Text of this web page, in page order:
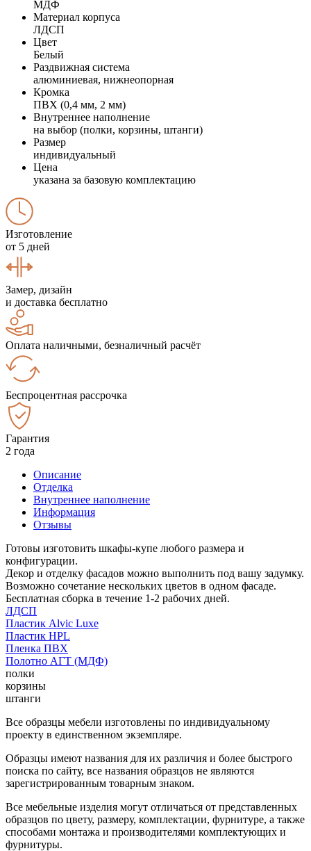
МДФ
Материал корпуса
ЛДСП
Цвет
Белый
Раздвижная система
алюминиевая, нижнеопорная
Кромка
ПВХ (0,4 мм, 2 мм)
Внутреннее наполнение
на выбор (полки, корзины, штанги)
Размер
индивидуальный
Цена
указана за базовую комплектацию
Изготовление
от 5 дней
Замер, дизайн
и доставка бесплатно
Оплата наличными, безналичный расчёт
Беспроцентная рассрочка
Гарантия
2 года
Описание
Отделка
Внутреннее наполнение
Информация
Отзывы
Готовы изготовить шкафы-купе любого размера и
конфигурации.
Декор и отделку фасадов можно выполнить под вашу задумку.
Возможно сочетание нескольких цветов в одном фасаде.
Бесплатная сборка в течение 1-2 рабочих дней.
ЛДСП
Пластик Alvic Luxe
Пластик HPL
Пленка ПВХ
Полотно АГТ (МДФ)
полки
корзины
штанги
Все образцы мебели изготовлены по индивидуальному
проекту в единственном экземпляре.
Образцы имеют названия для их различия и более быстрого
поиска по сайту, все названия образцов не являются
зарегистрированным товарным знаком.
Все мебельные изделия могут отличаться от представленных
образцов по цвету, размеру, комплектации, фурнитуре, а также
способами монтажа и производителями комплектующих и
фурнитуры.